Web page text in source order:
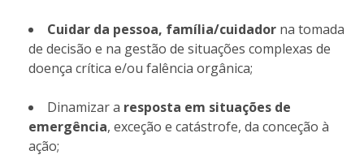
Cuidar da pessoa, família/cuidador na tomada
de decisão e na gestão de situações complexas de
doença crítica e/ou falência orgânica;
Dinamizar a resposta em situações de
emergência, exceção e catástrofe, da conceção à
ação;